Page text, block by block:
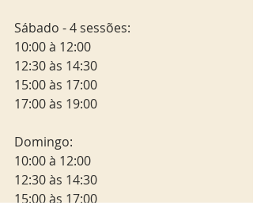
Sábado - 4 sessões:
10:00 à 12:00
12:30 às 14:30
15:00 às 17:00
17:00 às 19:00
Domingo:
10:00 à 12:00
12:30 às 14:30
15:00 às 17:00